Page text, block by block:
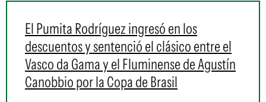
El Pumita Rodríguez ingresó en los
descuentos y sentenció el clásico entre el
Vasco da Gama y el Fluminense de Agustín
Canobbio por la Copa de Brasil